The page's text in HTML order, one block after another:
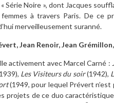
Noire », dont Jacques
à travers Paris. De ce
merveilleusement suranné.
Jean Renoir, Jean
activement avec Marcel Carné :
Les Visiteurs du soir(1942),
(1949, pour lequel Prévert n’est
projets de ce duo